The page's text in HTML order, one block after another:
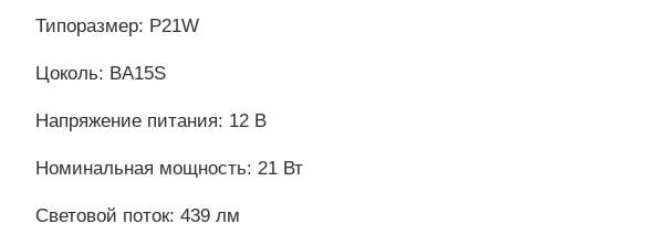
Типоразмер: P21W
Цоколь: BA15S
Напряжение питания: 12 В
Номинальная мощность: 21 Вт
Световой поток: 439 лм